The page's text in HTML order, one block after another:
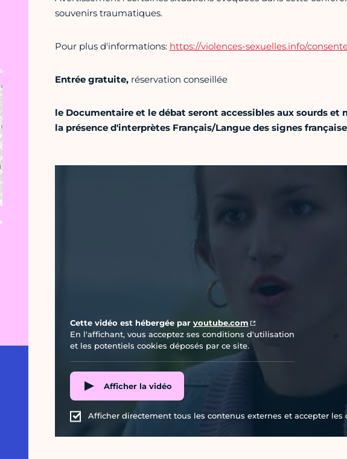
souvenirs traumatiques.
Pour plus d'informations: https://violences-sexuelles.info/
Entrée gratuite, réservation conseillée
le Documentaire et le débat seront accessibles aux sourds
la présence d'interprètes Français/Langue des signes
Cette vidéo est hébergée par youtube.com
En l'affichant, vous acceptez ses conditions d'utilisation
et les potentiels cookies déposés par ce site.
Afficher la vidéo
Afficher directement tous les contenus externes et accepter les